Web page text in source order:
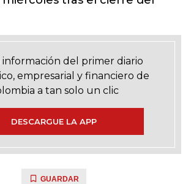
información del primer diario
empresarial y financiero de
a tan solo un clic
DESCARGUE LA APP
GUARDAR